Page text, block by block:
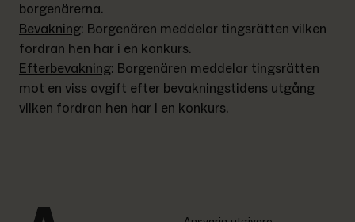
borgenärerna.
Bevakning: Borgenären meddelar tingsrätten vilken
fordran hen har i en konkurs.
Efterbevakning: Borgenären meddelar tingsrätten
mot en viss avgift efter bevakningstidens utgång
vilken fordran hen har i en konkurs.